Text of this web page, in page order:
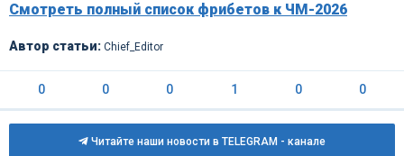
Смотреть полный список фрибетов к ЧМ-2026
Автор статьи: Chief_Editor
0 0 0 1 0 0
Читайте наши новости в TELEGRAM - канале